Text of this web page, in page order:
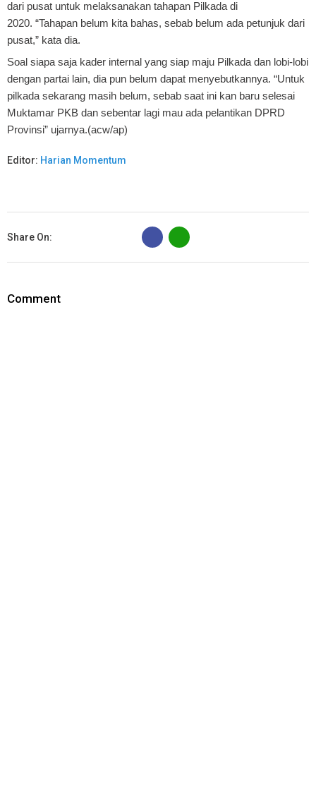
dari pusat untuk melaksanakan tahapan Pilkada di
2020. “Tahapan belum kita bahas, sebab belum ada petunjuk dari
pusat,” kata dia.
Soal siapa saja kader internal yang siap maju Pilkada dan lobi-lobi
dengan partai lain, dia pun belum dapat menyebutkannya. “Untuk
pilkada sekarang masih belum, sebab saat ini kan baru selesai
Muktamar PKB dan sebentar lagi mau ada pelantikan DPRD
Provinsi” ujarnya.(acw/ap)
Editor: Harian Momentum
Share On:
B
Comment